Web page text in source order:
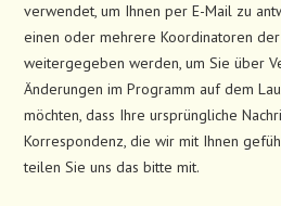
verwendet, um Ihnen per E-Mail zu
einen oder mehrere Koordinatoren
weitergegeben werden, um Sie über
Änderungen im Programm auf dem
möchten, dass Ihre ursprüngliche
Korrespondenz, die wir mit Ihnen
teilen Sie uns das bitte mit.